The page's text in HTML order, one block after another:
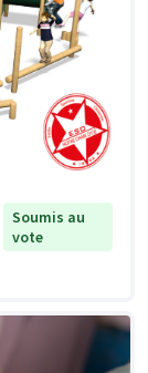
Soumis au
vote